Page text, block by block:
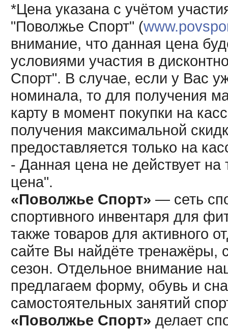
*Цена указана с учётом
"Поволжье Спорт" (
внимание, что данная цена
условиями участия в
Спорт". В случае, если у Вас
номинала, то для получения
карту в момент покупки на
получения максимальной
предоставляется только на
- Данная цена не действует
цена".
«Поволжье Спорт» — сеть
спортивного инвентаря для
также товаров для активного
сайте Вы найдёте тренажёры,
сезон. Отдельное внимание
предлагаем форму, обувь и
самостоятельных занятий
«Поволжье Спорт» делает